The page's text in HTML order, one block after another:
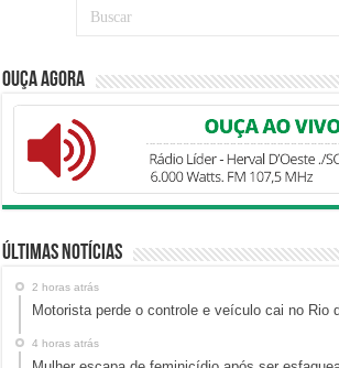
Ouça Agora
Últimas Notícias
2 horas atrás
Motorista perde o controle e veículo cai no Rio
4 horas atrás